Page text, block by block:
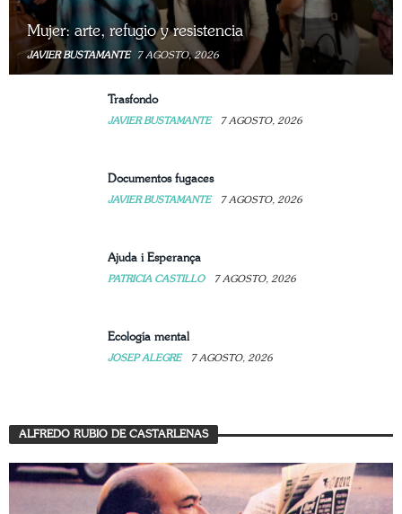
Mujer: arte, refugio y resistencia
JAVIER BUSTAMANTE 7 AGOSTO, 2026
Trasfondo
JAVIER BUSTAMANTE 7 AGOSTO, 2026
Documentos fugaces
JAVIER BUSTAMANTE 7 AGOSTO, 2026
Ajuda i Esperança
PATRICIA CASTILLO 7 AGOSTO, 2026
Ecología mental
JOSEP ALEGRE 7 AGOSTO, 2026
ALFREDO RUBIO DE CASTARLENAS